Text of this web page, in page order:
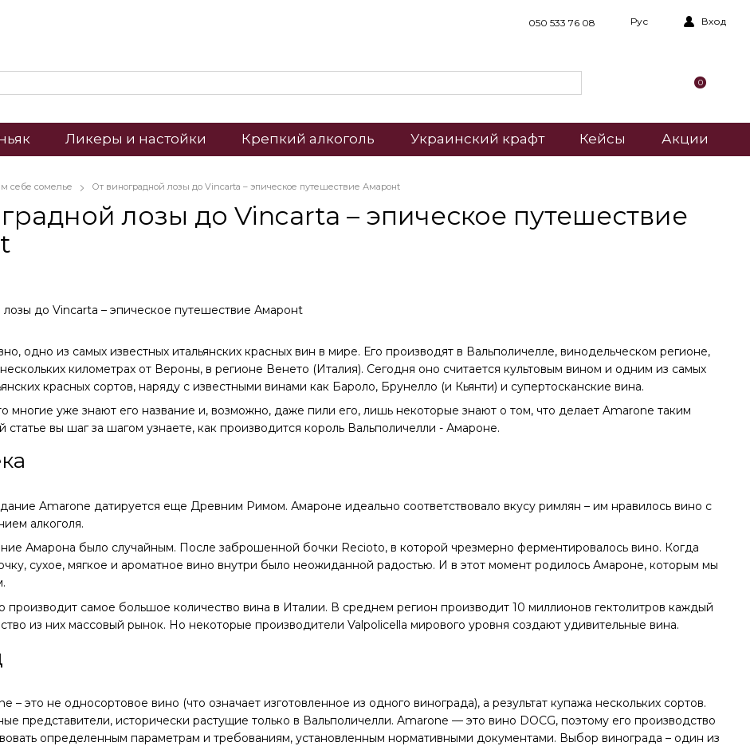
050 533 76 08 Рус Вход
0
Ликеры и настойки Крепкий алкоголь Украинский крафт Кейсы Акции
себе сомелье От виноградной лозы до Vincarta – эпическое путешествие Амаронt
лозы до Vincarta – эпическое путешествие
одно из самых известных итальянских красных вин в мире. Его производят в Вальполичелле, винодельческом регионе,
километрах от Вероны, в регионе Венето (Италия). Сегодня оно считается культовым вином и одним из самых
красных сортов, наряду с известными винами как Бароло, Брунелло (и Кьянти) и супертосканские вина.
многие уже знают его название и, возможно, даже пили его, лишь некоторые знают о том, что делает Amarone таким
статье вы шаг за шагом узнаете, как производится король Вальполичелли - Амароне.
Amarone датируется еще Древним Римом. Амароне идеально соответствовало вкусу римлян – им нравилось вино с
алкоголя.
Амарона было случайным. После заброшенной бочки Recioto, в которой чрезмерно ферментировалось вино. Когда
сухое, мягкое и ароматное вино внутри было неожиданной радостью. И в этот момент родилось Амароне, которым мы
производит самое большое количество вина в Италии. В среднем регион производит 10 миллионов гектолитров каждый
из них массовый рынок. Но некоторые производители Valpolicella мирового уровня создают удивительные вина.
– это не односортовое вино (что означает изготовленное из одного винограда), а результат купажа нескольких сортов.
представители, исторически растущие только в Вальполичелли. Amarone — это вино DOCG, поэтому его производство
определенным параметрам и требованиям, установленным нормативными документами. Выбор винограда – один из